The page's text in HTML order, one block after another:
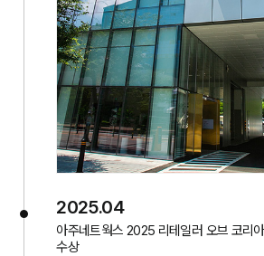
2025.04
아주네트웍스 2025 리테일러 오브 코리
수상